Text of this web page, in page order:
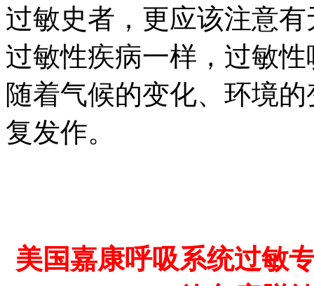
过敏史者，更应该注意
过敏性疾病一样，过敏
随着气候的变化、环境
复发作。
美国嘉康呼吸系统过敏